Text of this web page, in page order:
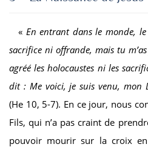
« En entrant dans le monde,
sacrifice ni offrande, mais tu
agréé les holocaustes ni les
dit : Me voici, je suis venu, mon
(He 10, 5-7). En ce jour, nous
Fils, qui n’a pas craint de
pouvoir mourir sur la croix